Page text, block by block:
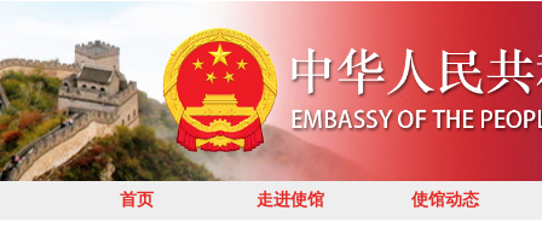
首页 走进使馆 使馆动态